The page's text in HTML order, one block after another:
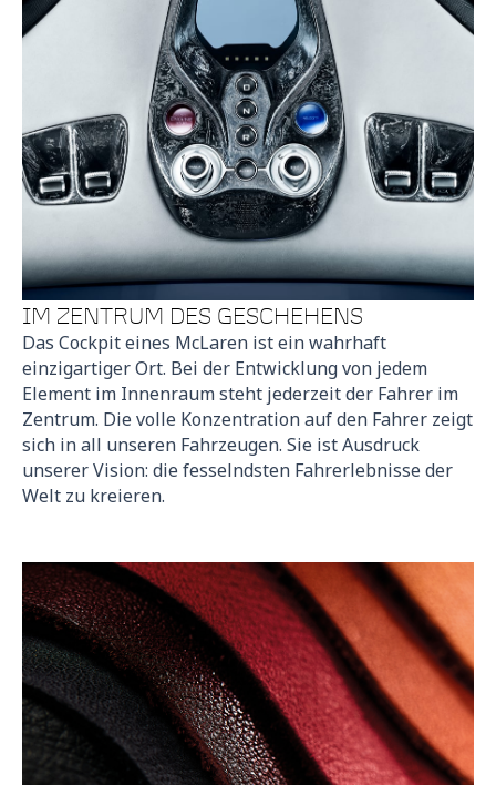
IM ZENTRUM DES GESCHEHENS
Das Cockpit eines McLaren ist ein wahrhaft
einzigartiger Ort. Bei der Entwicklung von jedem
Element im Innenraum steht jederzeit der Fahrer im
Zentrum. Die volle Konzentration auf den Fahrer zeigt
sich in all unseren Fahrzeugen. Sie ist Ausdruck
unserer Vision: die fesselndsten Fahrerlebnisse der
Welt zu kreieren.